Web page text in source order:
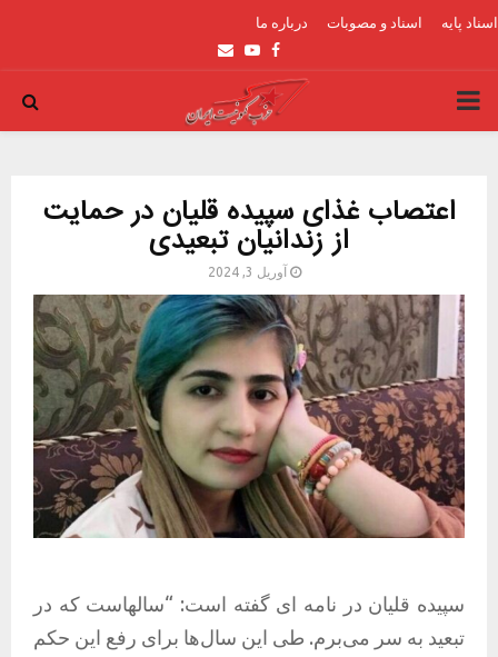
اسناد پایه اسناد و مصوبات درباره ما
Facebook
Youtube
Email
PRIMARY
اعتصاب غذای سپیده قلیان در حمایت
از زندانیان تبعیدی
آوریل 3, 2024
سپیده قلیان در نامه ای گفته است: “سالهاست که در
تبعید به سر می‌برم. طی این سال‌ها برای رفع این حکم